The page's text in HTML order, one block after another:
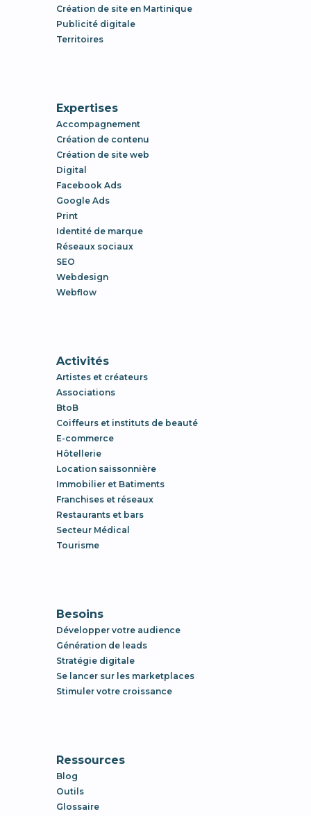
Création de site en Martinique
Publicité digitale
Territoires
Expertises
Accompagnement
Création de contenu
Création de site web
Digital
Facebook Ads
Google Ads
Print
Identité de marque
Réseaux sociaux
SEO
Webdesign
Webflow
Activités
Artistes et créateurs
Associations
BtoB
Coiffeurs et instituts de beauté
E-commerce
Hôtellerie
Location saissonnière
Immobilier et Batiments
Franchises et réseaux
Restaurants et bars
Secteur Médical
Tourisme
Besoins
Développer votre audience
Génération de leads
Stratégie digitale
Se lancer sur les marketplaces
Stimuler votre croissance
Ressources
Blog
Outils
Glossaire